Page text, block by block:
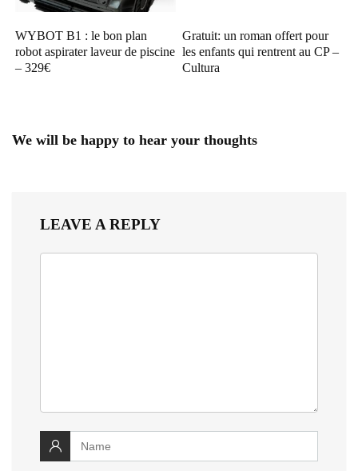
WYBOT B1 : le bon plan
robot aspirater laveur de piscine
– 329€
Gratuit: un roman offert pour
les enfants qui rentrent au CP –
Cultura
We will be happy to hear your thoughts
LEAVE A REPLY